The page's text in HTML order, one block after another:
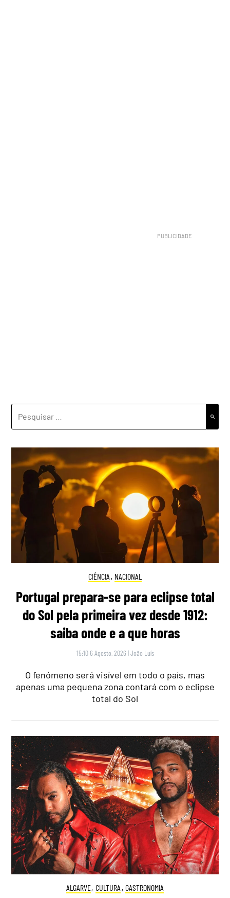
POR:
CIÊNCIA , NACIONAL
Portugal prepara-se para eclipse total
do Sol pela primeira vez desde 1912:
saiba onde e a que horas
15:10 6 Agosto, 2026 |João Luís
O fenómeno será visível em todo o país, mas
apenas uma pequena zona contará com o eclipse
total do Sol
ALGARVE, CULTURA , GASTRONOMIA